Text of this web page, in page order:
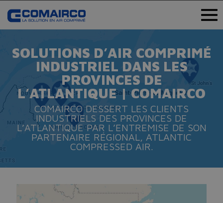
SOLUTIONS D’AIR COMPRIMÉ
INDUSTRIEL DANS LES
PROVINCES DE
L’ATLANTIQUE | COMAIRCO
COMAIRCO DESSERT LES CLIENTS
INDUSTRIELS DES PROVINCES DE
L’ATLANTIQUE PAR L’ENTREMISE DE SON
PARTENAIRE RÉGIONAL, ATLANTIC
COMPRESSED AIR.